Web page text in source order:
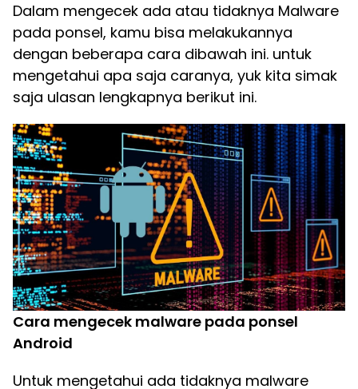
Dalam mengecek ada atau tidaknya Malware
pada ponsel, kamu bisa melakukannya
dengan beberapa cara dibawah ini. untuk
mengetahui apa saja caranya, yuk kita simak
saja ulasan lengkapnya berikut ini.
Cara mengecek malware pada ponsel
Android
Untuk mengetahui ada tidaknya malware